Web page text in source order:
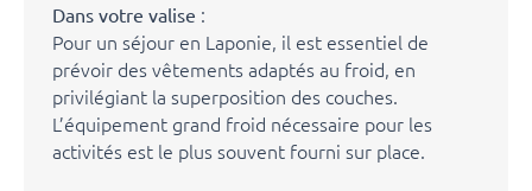
Dans votre valise :
Pour un séjour en Laponie, il est essentiel de
prévoir des vêtements adaptés au froid, en
privilégiant la superposition des couches.
L’équipement grand froid nécessaire pour les
activités est le plus souvent fourni sur place.